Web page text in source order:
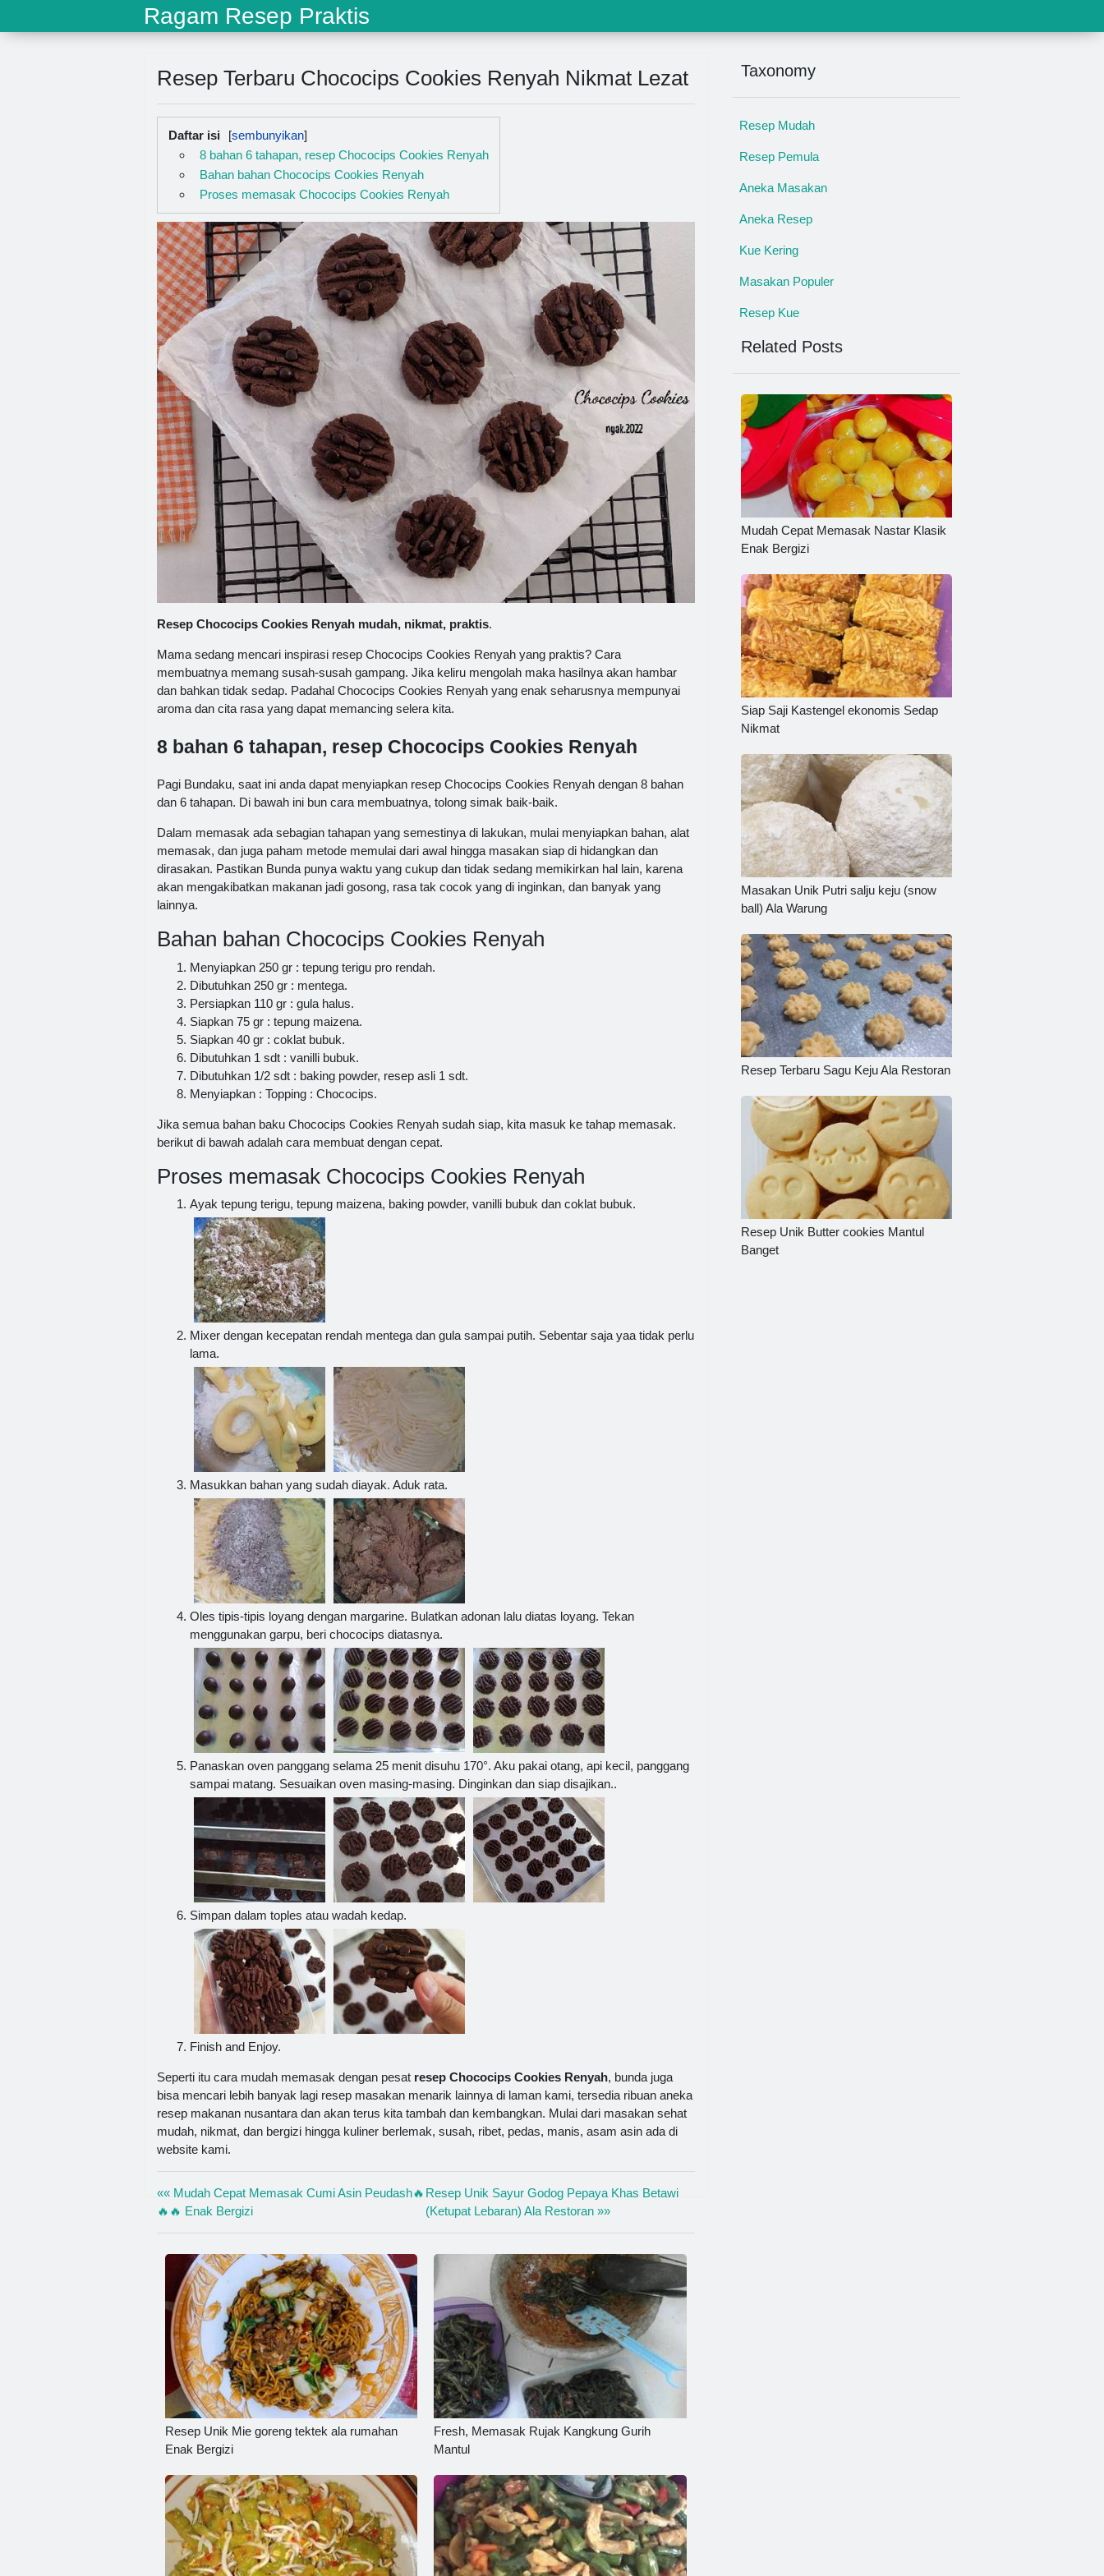
Ragam Resep Praktis
Resep Terbaru Chococips Cookies Renyah Nikmat Lezat
Daftar isi
8 bahan 6 tahapan, resep Chococips Cookies Renyah
Bahan bahan Chococips Cookies Renyah
Proses memasak Chococips Cookies Renyah
Resep Chococips Cookies Renyah mudah, nikmat, praktis.
Mama sedang mencari inspirasi resep Chococips Cookies Renyah yang praktis? Cara
membuatnya memang susah-susah gampang. Jika keliru mengolah maka hasilnya akan hambar
dan bahkan tidak sedap. Padahal Chococips Cookies Renyah yang enak seharusnya mempunyai
aroma dan cita rasa yang dapat memancing selera kita.
8 bahan 6 tahapan, resep Chococips Cookies Renyah
Pagi Bundaku, saat ini anda dapat menyiapkan resep Chococips Cookies Renyah dengan 8 bahan
dan 6 tahapan. Di bawah ini bun cara membuatnya, tolong simak baik-baik.
Dalam memasak ada sebagian tahapan yang semestinya di lakukan, mulai menyiapkan bahan, alat
memasak, dan juga paham metode memulai dari awal hingga masakan siap di hidangkan dan
dirasakan. Pastikan Bunda punya waktu yang cukup dan tidak sedang memikirkan hal lain, karena
akan mengakibatkan makanan jadi gosong, rasa tak cocok yang di inginkan, dan banyak yang
lainnya.
Bahan bahan Chococips Cookies Renyah
Menyiapkan 250 gr : tepung terigu pro rendah.
Dibutuhkan 250 gr : mentega.
Persiapkan 110 gr : gula halus.
Siapkan 75 gr : tepung maizena.
Siapkan 40 gr : coklat bubuk.
Dibutuhkan 1 sdt : vanilli bubuk.
Dibutuhkan 1/2 sdt : baking powder, resep asli 1 sdt.
Menyiapkan : Topping : Chococips.
Jika semua bahan baku Chococips Cookies Renyah sudah siap, kita masuk ke tahap memasak.
berikut di bawah adalah cara membuat dengan cepat.
Proses memasak Chococips Cookies Renyah
Ayak tepung terigu, tepung maizena, baking powder, vanilli bubuk dan coklat bubuk.
Mixer dengan kecepatan rendah mentega dan gula sampai putih. Sebentar saja yaa tidak perlu
lama.
Masukkan bahan yang sudah diayak. Aduk rata.
Oles tipis-tipis loyang dengan margarine. Bulatkan adonan lalu diatas loyang. Tekan
menggunakan garpu, beri chococips diatasnya.
Panaskan oven panggang selama 25 menit disuhu 170°. Aku pakai otang, api kecil, panggang
sampai matang. Sesuaikan oven masing-masing. Dinginkan dan siap disajikan..
Simpan dalam toples atau wadah kedap.
Finish and Enjoy.
Seperti itu cara mudah memasak dengan pesat resep Chococips Cookies Renyah, bunda juga
bisa mencari lebih banyak lagi resep masakan menarik lainnya di laman kami, tersedia ribuan aneka
resep makanan nusantara dan akan terus kita tambah dan kembangkan. Mulai dari masakan sehat
mudah, nikmat, dan bergizi hingga kuliner berlemak, susah, ribet, pedas, manis, asam asin ada di
website kami.
«« Mudah Cepat Memasak Cumi Asin Peudash🔥
🔥🔥 Enak Bergizi
Resep Unik Sayur Godog Pepaya Khas Betawi
(Ketupat Lebaran) Ala Restoran »»
Resep Unik Mie goreng tektek ala rumahan
Enak Bergizi
Fresh, Memasak Rujak Kangkung Gurih
Mantul
Taxonomy
Resep Mudah
Resep Pemula
Aneka Masakan
Aneka Resep
Kue Kering
Masakan Populer
Resep Kue
Related Posts
Mudah Cepat Memasak Nastar Klasik
Enak Bergizi
Siap Saji Kastengel ekonomis Sedap
Nikmat
Masakan Unik Putri salju keju (snow
ball) Ala Warung
Resep Terbaru Sagu Keju Ala Restoran
Resep Unik Butter cookies Mantul
Banget